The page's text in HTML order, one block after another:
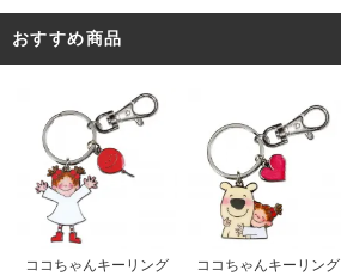
おすすめ商品
ココちゃんキーリング
ココちゃんキーリング